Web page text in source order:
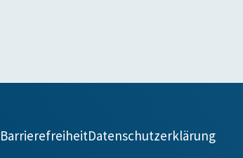
BarrierefreiheitDatenschutzerklärung